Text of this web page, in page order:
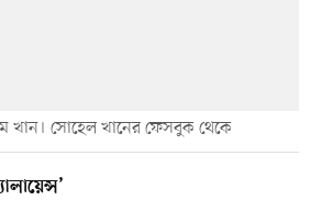
খান। সোহেল খানের ফেসবুক থেকে